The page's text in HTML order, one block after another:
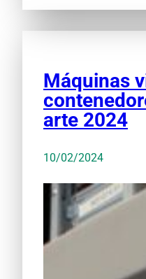
Máquinas
arte 2024
10/02/2024